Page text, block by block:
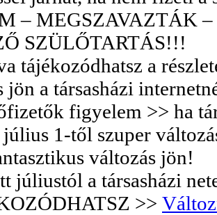
– MEGSZAVAZTÁK
SZÜLŐTARTÁS!!!
tájékozódhatsz a
jön a társasházi
figyelem >> ha
1-től szuper
változás jön!
júliustól a társasházi
>>